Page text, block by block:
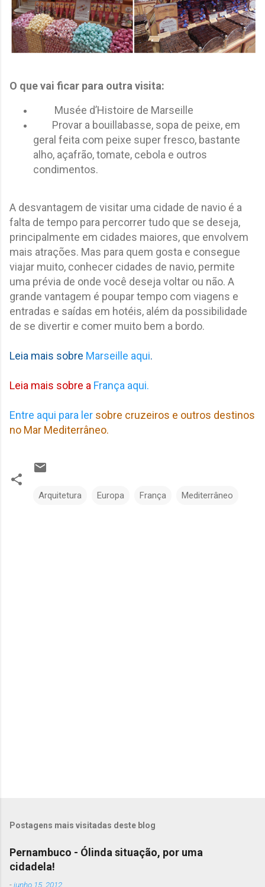
O que vai ficar para outra visita:
Musée d’Histoire de Marseille
Provar a bouillabasse, sopa de peixe, em
geral feita com peixe super fresco, bastante
alho, açafrão, tomate, cebola e outros
condimentos.
A desvantagem de visitar uma cidade de navio é a
falta de tempo para percorrer tudo que se deseja,
principalmente em cidades maiores, que envolvem
mais atrações. Mas para quem gosta e consegue
viajar muito, conhecer cidades de navio, permite
uma prévia de onde você deseja voltar ou não. A
grande vantagem é poupar tempo com viagens e
entradas e saídas em hotéis, além da possibilidade
de se divertir e comer muito bem a bordo.
Leia mais sobre Marseille aqui.
Leia mais sobre a França aqui.
Entre aqui para ler sobre cruzeiros e outros destinos
no Mar Mediterrâneo.
Arquitetura Europa França Mediterrâneo
Postagens mais visitadas deste blog
Pernambuco - Ólinda situação, por uma
cidadela!
-junho 15, 2012